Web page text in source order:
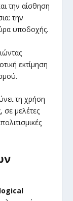
την αίσθηση
την
υποδοχής.
εκτίμηση
τη χρήση
σε μελέτες